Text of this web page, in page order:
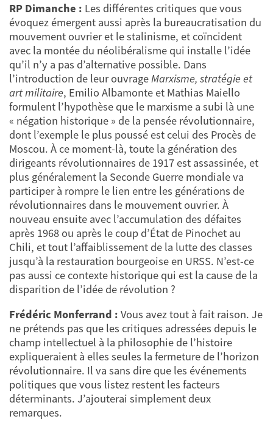
RP Dimanche : Les différentes critiques que vous
évoquez émergent aussi après la bureaucratisation du
mouvement ouvrier et le stalinisme, et coïncident
avec la montée du néolibéralisme qui installe l’idée
qu’il n’y a pas d’alternative possible. Dans
l’introduction de leur ouvrageMarxisme, stratégie et
art militaire, Emilio Albamonte et Mathias Maiello
formulent l’hypothèse que le marxisme a subi là une
« négation historique » de la pensée révolutionnaire,
dont l’exemple le plus poussé est celui des Procès de
Moscou. À ce moment-là, toute la génération des
dirigeants révolutionnaires de 1917 est assassinée, et
plus généralement la Seconde Guerre mondiale va
participer à rompre le lien entre les générations de
révolutionnaires dans le mouvement ouvrier. À
nouveau ensuite avec l’accumulation des défaites
après 1968 ou après le coup d’État de Pinochet au
Chili, et tout l’affaiblissement de la lutte des classes
jusqu’à la restauration bourgeoise en URSS. N’est-ce
pas aussi ce contexte historique qui est la cause de la
disparition de l’idée de révolution ?
Frédéric Monferrand : Vous avez tout à fait raison. Je
ne prétends pas que les critiques adressées depuis le
champ intellectuel à la philosophie de l’histoire
expliqueraient à elles seules la fermeture de l’horizon
révolutionnaire. Il va sans dire que les événements
politiques que vous listez restent les facteurs
déterminants. J’ajouterai simplement deux
remarques.